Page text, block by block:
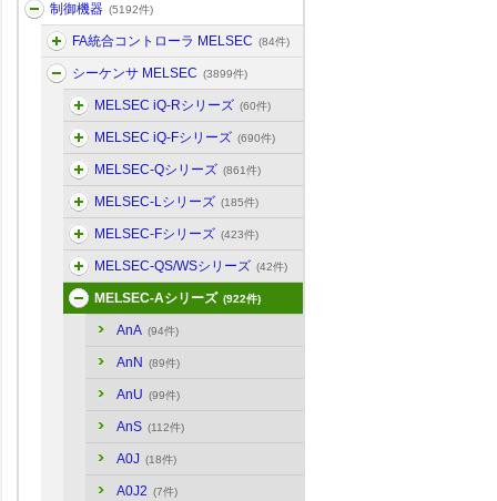
制御機器 (5192件)
FA統合コントローラ MELSEC (84件)
シーケンサ MELSEC (3899件)
MELSEC iQ-Rシリーズ (60件)
MELSEC iQ-Fシリーズ (690件)
MELSEC-Qシリーズ (861件)
MELSEC-Lシリーズ (185件)
MELSEC-Fシリーズ (423件)
MELSEC-QS/WSシリーズ (42件)
MELSEC-Aシリーズ (922件)
AnA (94件)
AnN (89件)
AnU (99件)
AnS (112件)
A0J (18件)
A0J2 (7件)